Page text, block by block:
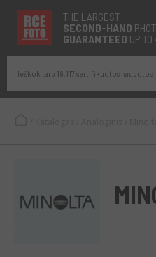
THE LARGEST
SECOND-HAND
GUARANTEED UP TO
Ieškok tarp 19.117 sertifikuotos naudotos